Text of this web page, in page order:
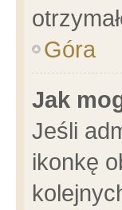
Góra
Jak
Jeśli
ikonkę